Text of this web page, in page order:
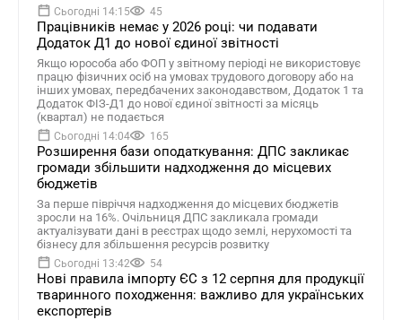
Сьогодні 14:15 45
Працівників немає у 2026 році: чи подавати
Додаток Д1 до нової єдиної звітності
Якщо юрособа або ФОП у звітному періоді не використовує
працю фізичних осіб на умовах трудового договору або на
інших умовах, передбачених законодавством, Додаток 1 та
Додаток ФІЗ-Д1 до нової єдиної звітності за місяць
(квартал) не подається
Сьогодні 14:04 165
Розширення бази оподаткування: ДПС закликає
громади збільшити надходження до місцевих
бюджетів
За перше півріччя надходження до місцевих бюджетів
зросли на 16%. Очільниця ДПС закликала громади
актуалізувати дані в реєстрах щодо землі, нерухомості та
бізнесу для збільшення ресурсів розвитку
Сьогодні 13:42 54
Нові правила імпорту ЄС з 12 серпня для продукції
тваринного походження: важливо для українських
експортерів